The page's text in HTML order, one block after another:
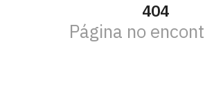
404
Página no